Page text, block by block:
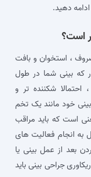
دهید.
است؟
، استخوان و بافت
که بینی شما در طول
احتمالا شکننده تر و
خود مانند یک تخم
است که باید مراقب
به انجام فعالیت های
بعد از عمل بینی یا
جراحی بینی باید